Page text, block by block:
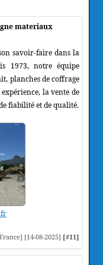
materiaux
savoir-faire dans la
1973, notre équipe
planches de coffrage
la vente de
fiabilité et de qualité.
[14-08-2025] [#11]